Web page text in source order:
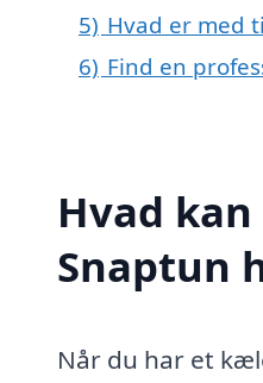
5) Hvad er med
6) Find en
Hvad
Snaptun
Når du har et